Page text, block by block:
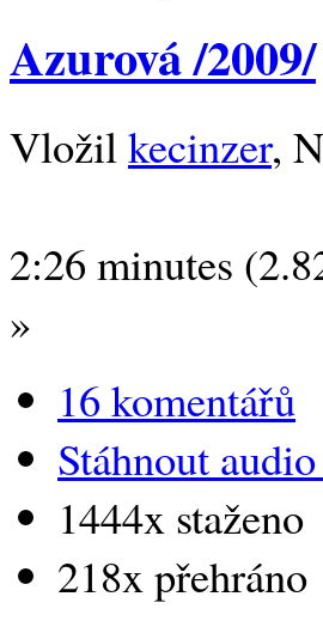
Azurová /2009/
Vložilkecinzer,
2:26 minutes
»
16 komentářů
Stáhnout
1444x staženo
218x přehráno